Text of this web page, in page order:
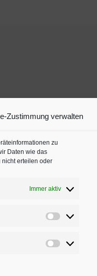
Zustimmung verwalten
zu
Daten wie das
nicht erteilen oder
Immer aktiv
Präferenzen
Marketing